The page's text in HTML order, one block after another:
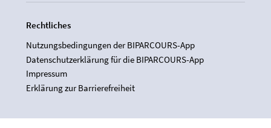
Rechtliches
Nutzungsbedingungen der BIPARCOURS-App
Datenschutzerklärung für die BIPARCOURS-App
Impressum
Erklärung zur Barrierefreiheit